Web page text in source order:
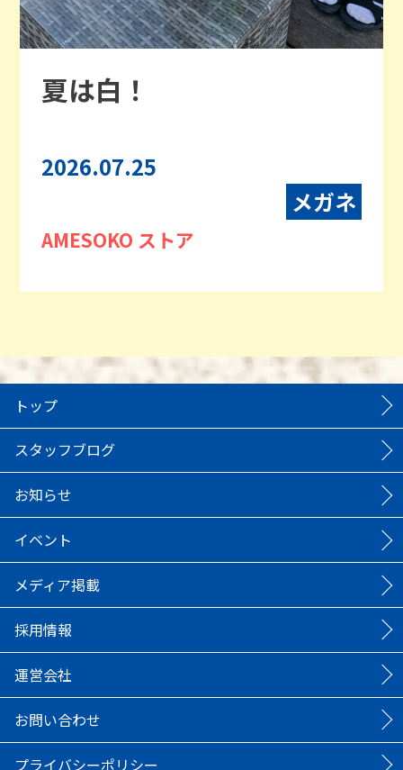
夏は白！
2026.07.25
メガネ
AMESOKO ストア
トップ
スタッフブログ
お知らせ
イベント
メディア掲載
採用情報
運営会社
お問い合わせ
プライバシーポリシー